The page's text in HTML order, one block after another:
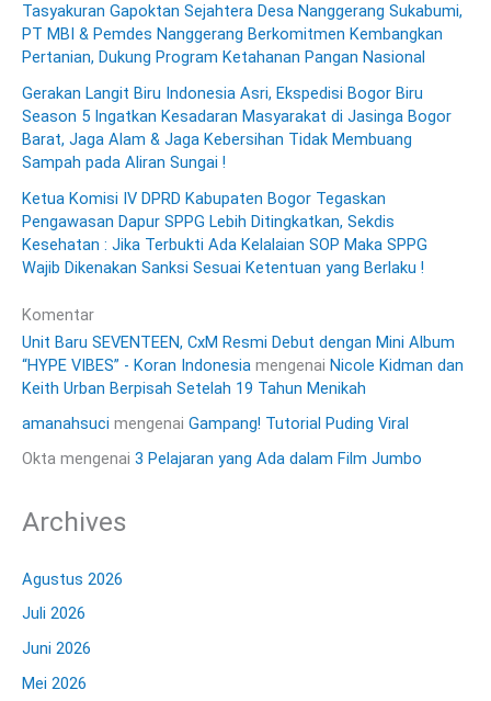
Tasyakuran Gapoktan Sejahtera Desa Nanggerang Sukabumi,
PT MBI & Pemdes Nanggerang Berkomitmen Kembangkan
Pertanian, Dukung Program Ketahanan Pangan Nasional
Gerakan Langit Biru Indonesia Asri, Ekspedisi Bogor Biru
Season 5 Ingatkan Kesadaran Masyarakat di Jasinga Bogor
Barat, Jaga Alam & Jaga Kebersihan Tidak Membuang
Sampah pada Aliran Sungai !
Ketua Komisi IV DPRD Kabupaten Bogor Tegaskan
Pengawasan Dapur SPPG Lebih Ditingkatkan, Sekdis
Kesehatan : Jika Terbukti Ada Kelalaian SOP Maka SPPG
Wajib Dikenakan Sanksi Sesuai Ketentuan yang Berlaku !
Komentar
Unit Baru SEVENTEEN, CxM Resmi Debut dengan Mini Album
“HYPE VIBES” - Koran Indonesia mengenai Nicole Kidman dan
Keith Urban Berpisah Setelah 19 Tahun Menikah
amanahsuci mengenai Gampang! Tutorial Puding Viral
Okta mengenai 3 Pelajaran yang Ada dalam Film Jumbo
Archives
Agustus 2026
Juli 2026
Juni 2026
Mei 2026